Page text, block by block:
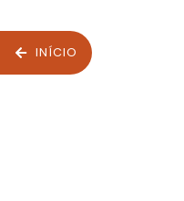
INÍCIO